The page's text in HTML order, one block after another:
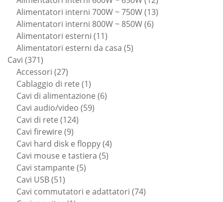
prodotti
Alimentatori interni 700W ~ 750W 1313
Alimentatori interni 800W ~ 850W 66
Alimentatori esterni 1111
prodotti
Alimentatori esterni da casa 55
Cavi 371371
prodotti
Accessori 2727
prodotti
Cablaggio di rete 11
prodotto
Cavi di alimentazione 66
Cavi audio/video 5959
Cavi di rete 124124
Cavi firewire 99
prodotti
Cavi hard disk e floppy 44
Cavi mouse e tastiera 55
Cavi stampante 55
Cavi USB 5151
prodotti
Cavi commutatori e adattatori 7474